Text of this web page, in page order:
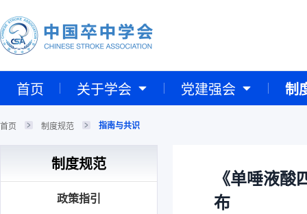
首页 关于学会 党建强会 制
首页 制度规范 指南与共识
制度规范
政策指引
《单唾液
布